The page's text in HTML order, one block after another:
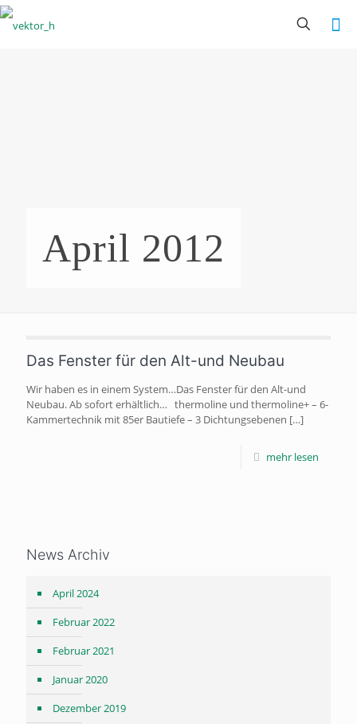
April 2012
Das Fenster für den Alt-und Neubau
Wir haben es in einem System…Das Fenster für den Alt-und
Neubau. Ab sofort erhältlich… thermoline und thermoline+ – 6-
Kammertechnik mit 85er Bautiefe – 3 Dichtungsebenen […]
mehr lesen
News Archiv
April 2024
Februar 2022
Februar 2021
Januar 2020
Dezember 2019